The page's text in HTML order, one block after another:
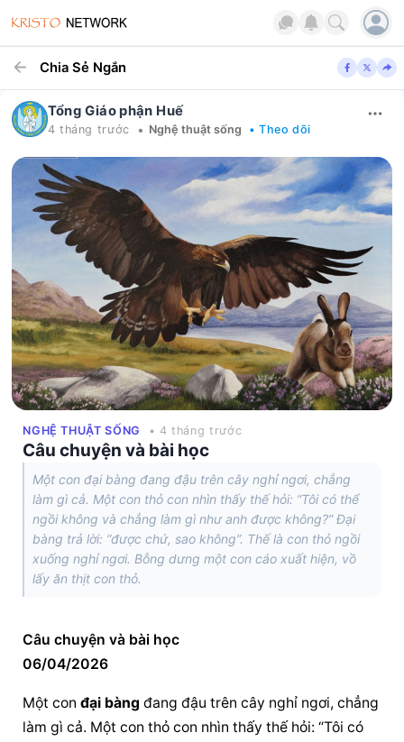
Chia Sẻ Ngắn
Tổng Giáo phận Huế
4 tháng trước • Nghệ thuật sống • Theo dõi
NGHỆ THUẬT SỐNG • 4 tháng trước
Câu chuyện và bài học
Một con đại bàng đang đậu trên cây nghỉ ngơi, chẳng
làm gì cả. Một con thỏ con nhìn thấy thế hỏi: “Tôi có thể
ngồi không và chẳng làm gì như anh được không?” Đại
bàng trả lời: “được chứ, sao không”. Thế là con thỏ ngồi
xuống nghỉ ngơi. Bỗng dưng một con cáo xuất hiện, vồ
lấy ăn thịt con thỏ.
Câu chuyện và bài học
06/04/2026
Một con đại bàng đang đậu trên cây nghỉ ngơi, chẳng
làm gì cả. Một con thỏ con nhìn thấy thế hỏi: “Tôi có